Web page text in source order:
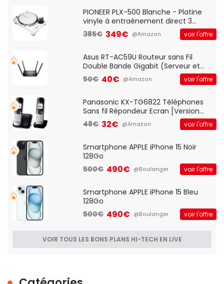
QWERTY UK - Noir
PIONEER PLX-500 Blanche - Platine
vinyle à entraénement direct 3
vitesses (33-45-78 trs/min) avec
pre-ampli intégré et port USB
385€ 349€ @Amazon voir l'offre
Asus RT-AC59U Routeur sans Fil
Double Bande Gigabit (Serveur et
Client VPN, Triple Vlan, Mode Point
d'accès et Bridge, contrôle Parental,
50€ 40€ @Amazon voir l'offre
Panasonic KX-TG6822 Téléphones
Sans fil Répondeur Ecran [Version
Française]
48€ 32€ @Amazon voir l'offre
Smartphone APPLE iPhone 15 Noir
128Go
500€ 490€ @Boulanger voir l'offre
Smartphone APPLE iPhone 15 Bleu
128Go
500€ 490€ @Boulanger voir l'offre
VOIR TOUS LES BONS PLANS HI-TECH EN LIVE